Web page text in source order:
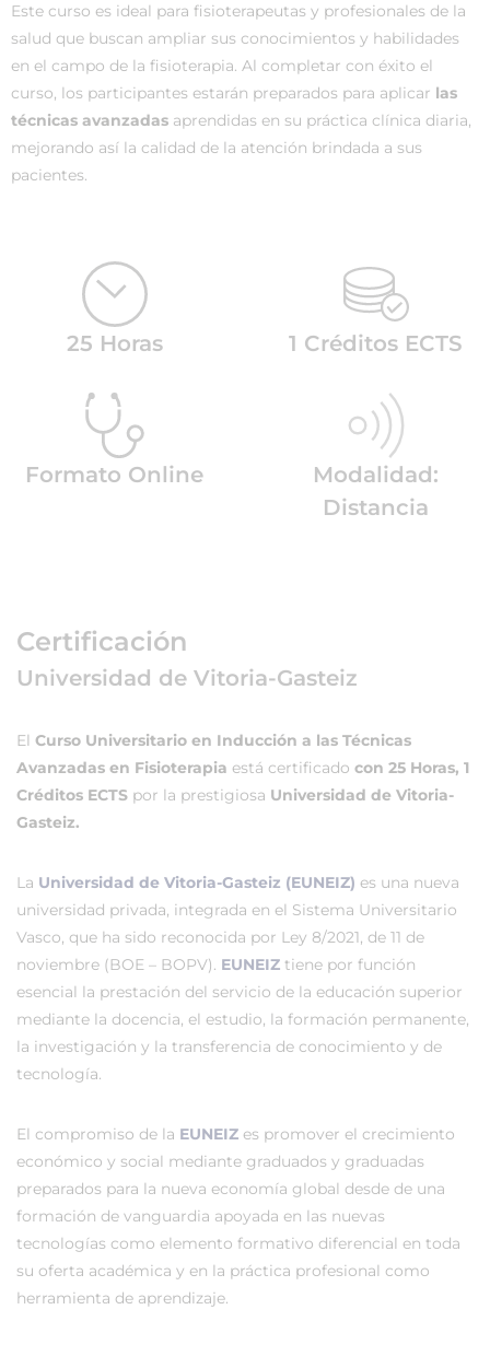
Este curso es ideal para fisioterapeutas y profesionales de la
salud que buscan ampliar sus conocimientos y habilidades
en el campo de la fisioterapia. Al completar con éxito el
curso, los participantes estarán preparados para aplicar las
técnicas avanzadas aprendidas en su práctica clínica diaria,
mejorando así la calidad de la atención brindada a sus
pacientes.
25 Horas 1 Créditos ECTS
Formato Online
Modalidad:
Distancia
Certificación
Universidad de Vitoria-Gasteiz
El Curso Universitario en Inducción a las Técnicas
Avanzadas en Fisioterapia está certificado con 25 Horas, 1
Créditos ECTS por la prestigiosa Universidad de Vitoria-
Gasteiz.
La Universidad de Vitoria-Gasteiz (EUNEIZ) es una nueva
universidad privada, integrada en el Sistema Universitario
Vasco, que ha sido reconocida por Ley 8/2021, de 11 de
noviembre (BOE – BOPV). EUNEIZ tiene por función
esencial la prestación del servicio de la educación superior
mediante la docencia, el estudio, la formación permanente,
la investigación y la transferencia de conocimiento y de
tecnología.
El compromiso de la EUNEIZ es promover el crecimiento
económico y social mediante graduados y graduadas
preparados para la nueva economía global desde de una
formación de vanguardia apoyada en las nuevas
tecnologías como elemento formativo diferencial en toda
su oferta académica y en la práctica profesional como
herramienta de aprendizaje.